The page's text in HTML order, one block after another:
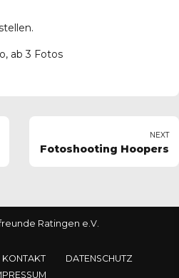
ab 3 Fotos
NEXT
Fotoshooting Hoopers
Ratingen e.V.
KONTAKT
DATENSCHUTZ